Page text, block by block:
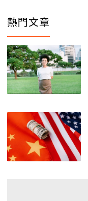
熱門文章